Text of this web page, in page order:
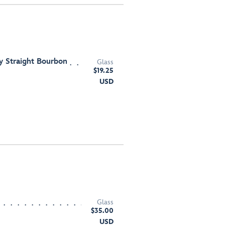
Straight Bourbon
Glass
$19.25
USD
Glass
$35.00
USD